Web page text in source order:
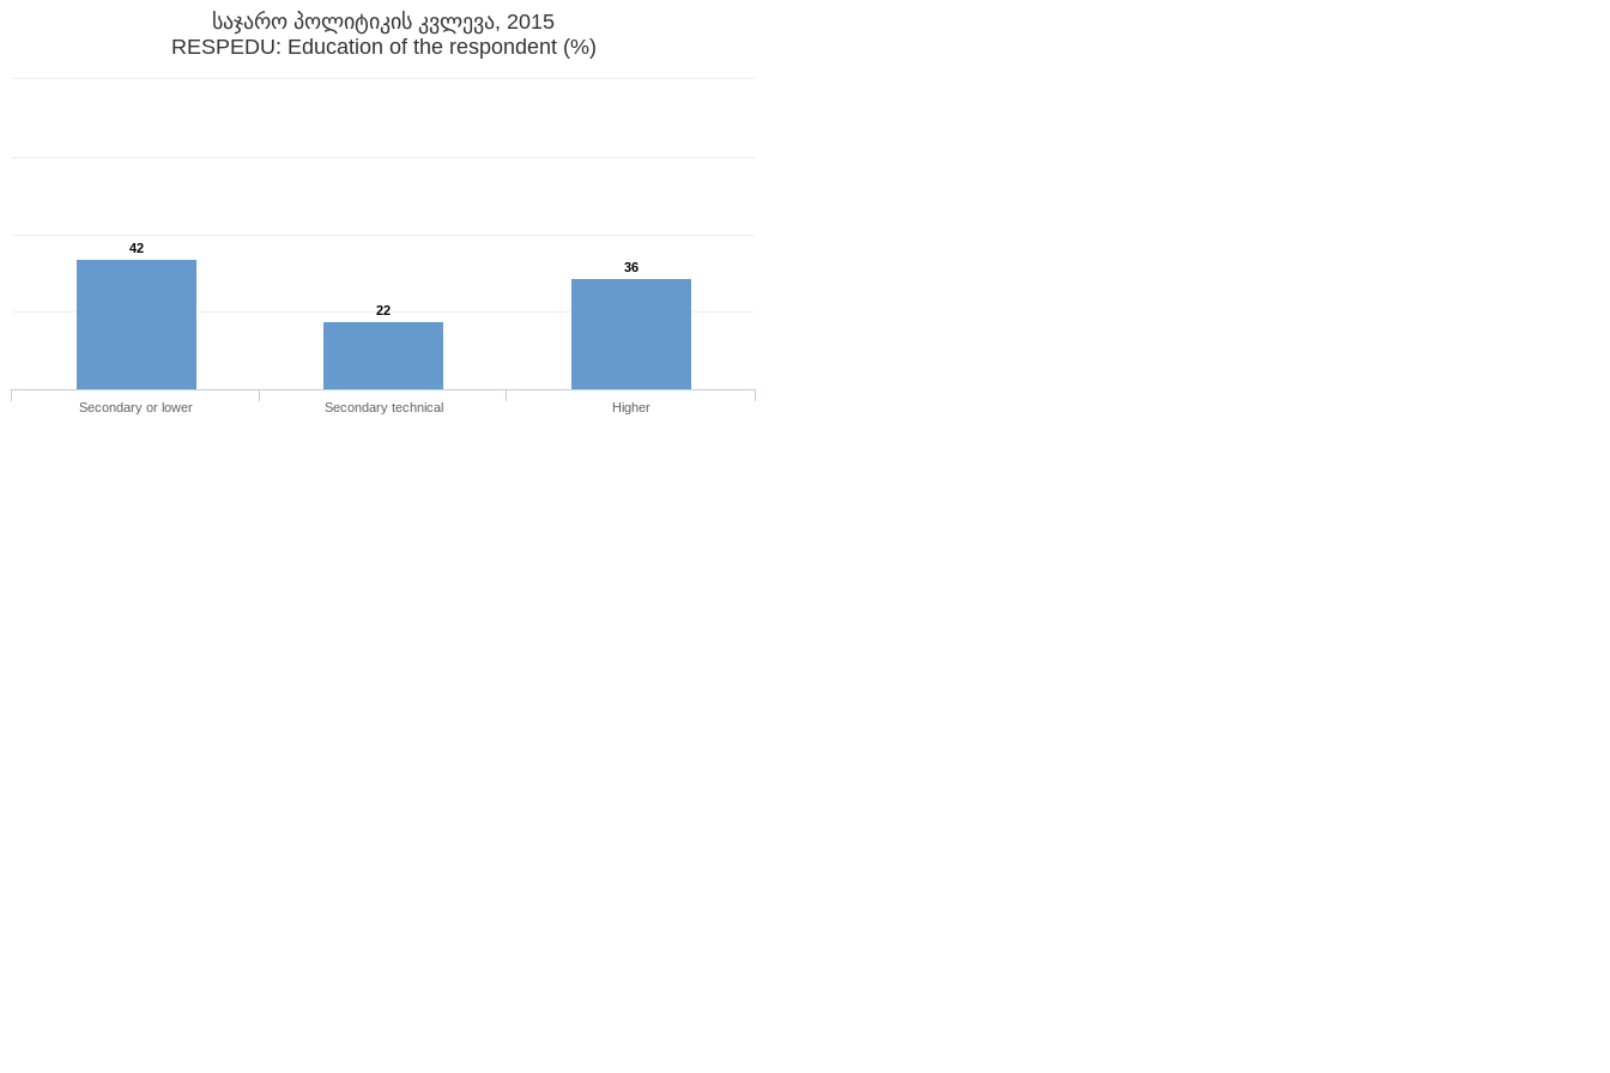
საჯარო პოლიტიკის კვლევა, 2015
RESPEDU: Education of the respondent (%)
42
22
36
Secondary or lower Secondary technical Higher